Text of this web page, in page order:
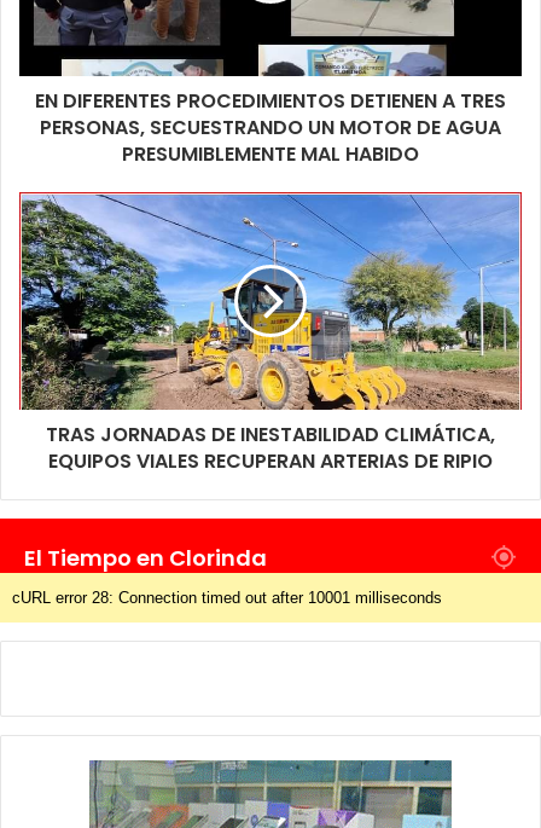
EN DIFERENTES PROCEDIMIENTOS DETIENEN A TRES
PERSONAS, SECUESTRANDO UN MOTOR DE AGUA
PRESUMIBLEMENTE MAL HABIDO
TRAS JORNADAS DE INESTABILIDAD CLIMÁTICA,
EQUIPOS VIALES RECUPERAN ARTERIAS DE RIPIO
El Tiempo en Clorinda
cURL error 28: Connection timed out after 10001 milliseconds